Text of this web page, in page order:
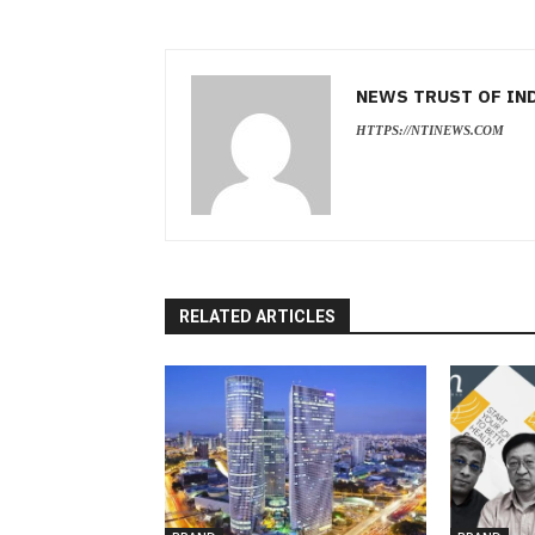
NEWS TRUST OF
HTTPS://NTINEWS.COM
RELATED ARTICLES